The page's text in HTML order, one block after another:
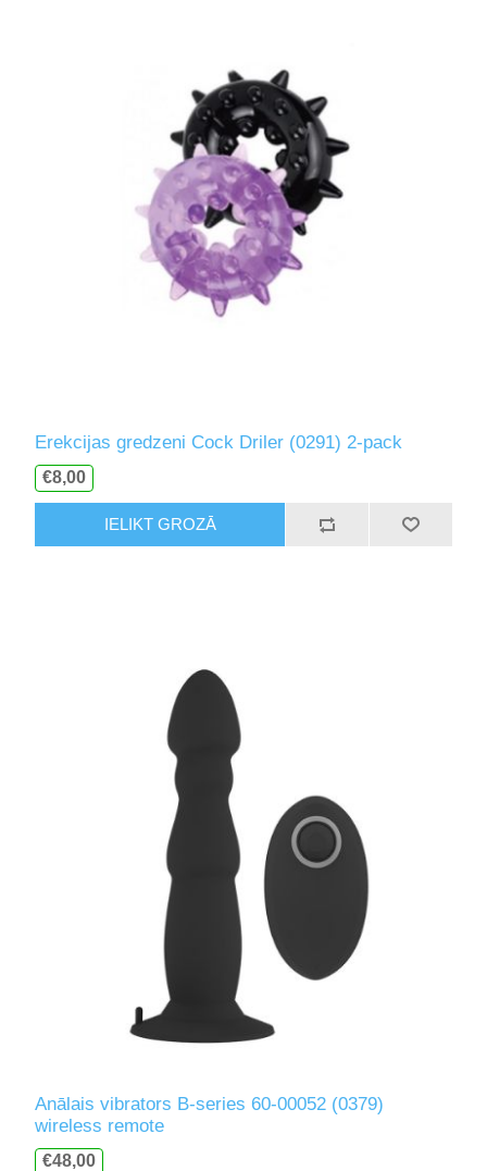
Erekcijas gredzeni Cock Driler (0291) 2-pack
€8,00
IELIKT GROZĀ
Anālais vibrators B-series 60-00052 (0379)
wireless remote
€48,00